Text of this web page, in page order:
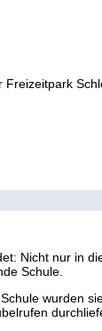
Nicht nur in
Schule.
wurden